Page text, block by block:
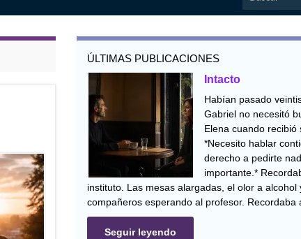
ÚLTIMAS PUBLICACIONES
Intacto
Habían pasado
Gabriel no necesitó
Elena cuando recibió
*Necesito hablar
derecho a pedirte
importante.*
instituto. Las mesas alargadas, el olor a alcohol
compañeros esperando al profesor.
Seguir leyendo